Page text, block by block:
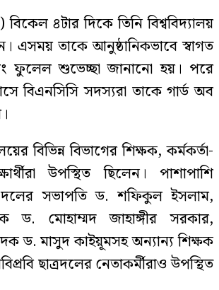
৪টার দিকে তিনি বিশ্ববিদ্যালয়
এসময় তাকে আনুষ্ঠানিকভাবে স্বাগত
ফুলেল শুভেচ্ছা জানানো হয়। পরে
বিএনসিসি সদস্যরা তাকে গার্ড অব
বিভিন্ন বিভাগের শিক্ষক, কর্মকর্তা-
উপস্থিত ছিলেন। পাশাপাশি
দলের সভাপতি ড. শফিকুল ইসলাম,
ড. মোহাম্মদ জাহাঙ্গীর সরকার,
ড. মাসুদ কাইয়ূমসহ অন্যান্য শিক্ষক
ছাত্রদলের নেতাকর্মীরাও উপস্থিত